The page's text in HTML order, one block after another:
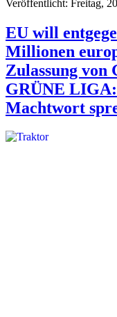
Veröffentlicht: Freitag,
EU will
Millionen
Zulassung von
GRÜNE LIGA:
Machtwort